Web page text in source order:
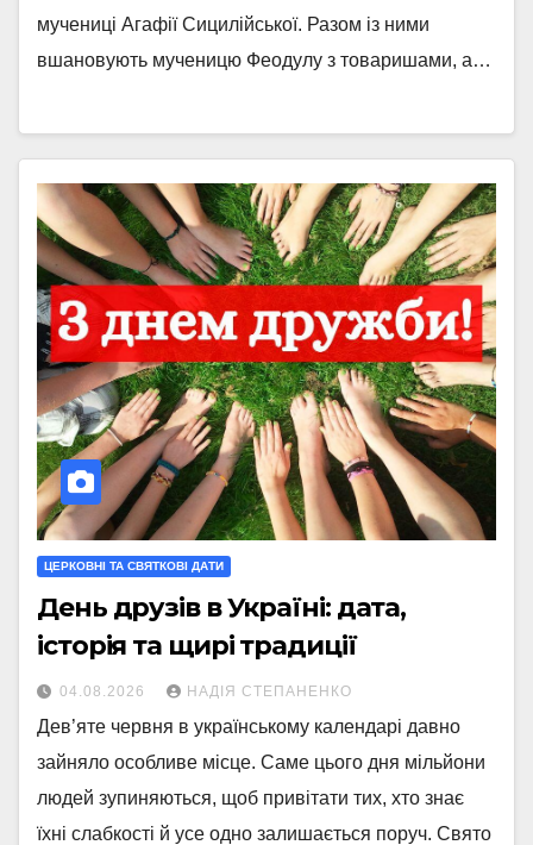
мучениці Агафії Сицилійської. Разом із ними
вшановують мученицю Феодулу з товаришами, а…
ЦЕРКОВНІ ТА СВЯТКОВІ ДАТИ
День друзів в Україні: дата,
історія та щирі традиції
04.08.2026 НАДІЯ СТЕПАНЕНКО
Дев’яте червня в українському календарі давно
зайняло особливе місце. Саме цього дня мільйони
людей зупиняються, щоб привітати тих, хто знає
їхні слабкості й усе одно залишається поруч. Свято